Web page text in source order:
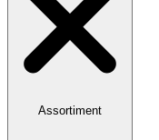
Assortiment